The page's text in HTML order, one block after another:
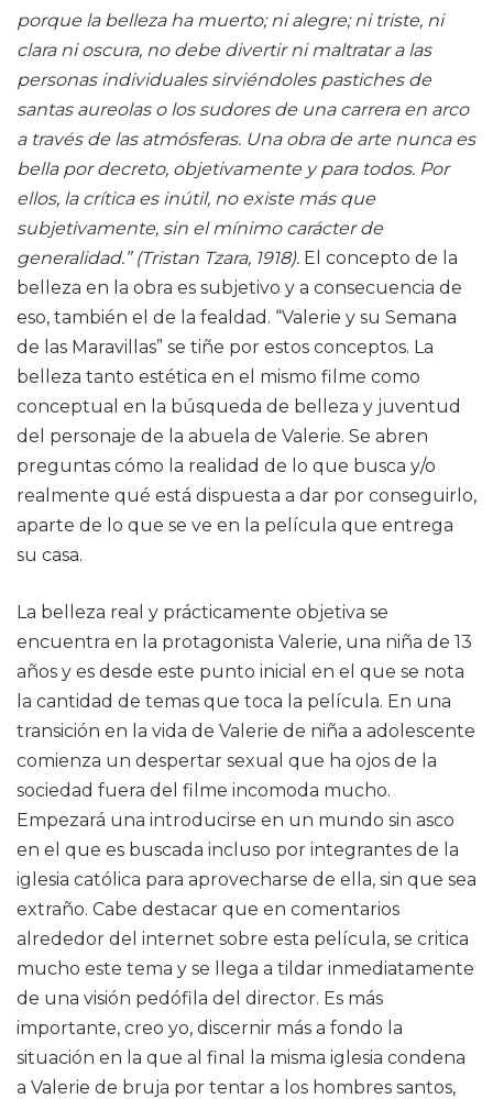
porque la belleza ha muerto; ni alegre; ni triste, ni
clara ni oscura, no debe divertir ni maltratar a las
personas individuales sirviéndoles pastiches de
santas aureolas o los sudores de una carrera en arco
a través de las atmósferas. Una obra de arte nunca es
bella por decreto, objetivamente y para todos. Por
ellos, la crítica es inútil, no existe más que
subjetivamente, sin el mínimo carácter de
generalidad.” (Tristan Tzara, 1918). El concepto de la
belleza en la obra es subjetivo y a consecuencia de
eso, también el de la fealdad. “Valerie y su Semana
de las Maravillas” se tiñe por estos conceptos. La
belleza tanto estética en el mismo filme como
conceptual en la búsqueda de belleza y juventud
del personaje de la abuela de Valerie. Se abren
preguntas cómo la realidad de lo que busca y/o
realmente qué está dispuesta a dar por conseguirlo,
aparte de lo que se ve en la película que entrega
su casa.
La belleza real y prácticamente objetiva se
encuentra en la protagonista Valerie, una niña de 13
años y es desde este punto inicial en el que se nota
la cantidad de temas que toca la película. En una
transición en la vida de Valerie de niña a adolescente
comienza un despertar sexual que ha ojos de la
sociedad fuera del filme incomoda mucho.
Empezará una introducirse en un mundo sin asco
en el que es buscada incluso por integrantes de la
iglesia católica para aprovecharse de ella, sin que sea
extraño. Cabe destacar que en comentarios
alrededor del internet sobre esta película, se critica
mucho este tema y se llega a tildar inmediatamente
de una visión pedófila del director. Es más
importante, creo yo, discernir más a fondo la
situación en la que al final la misma iglesia condena
a Valerie de bruja por tentar a los hombres santos,